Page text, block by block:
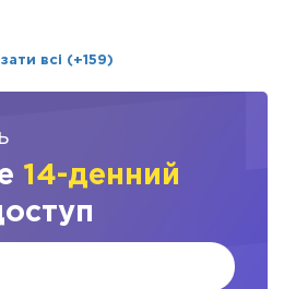
всі (+159)
14-денний